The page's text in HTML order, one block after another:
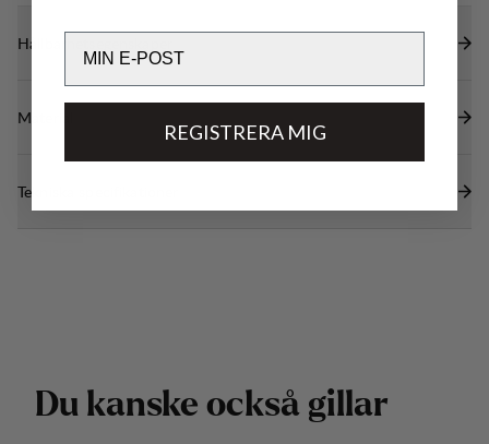
Hållbarhetsegenskaper
Material
Tekniska specifikationer
Du kanske också gillar
REGISTRERA MIG